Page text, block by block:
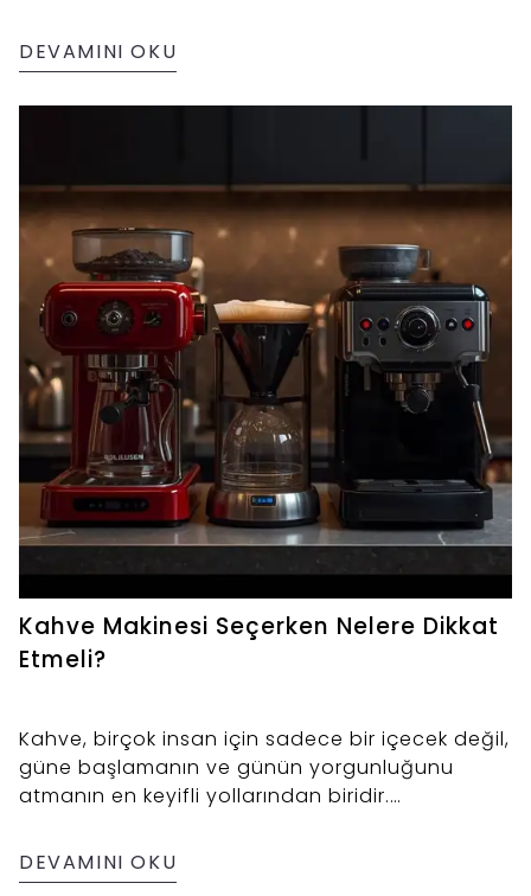
atmosfer yaratmak kış mevsiminin en keyifli
yönlerindendir. Bu noktada ev tekstili ürünleri,
kışa hazırlık sürecinde en büyük yardımcınız
DEVAMINI OKU
Kahve Makinesi Seçerken Nelere Dikkat
Etmeli?
Kahve, birçok insan için sadece bir içecek değil,
güne başlamanın ve günün yorgunluğunu
atmanın en keyifli yollarından biridir.
doğru kahve makinesi ile hem kolay hem de
profesyonel bir deneyime dönüşüyor. Gelişen
DEVAMINI OKU